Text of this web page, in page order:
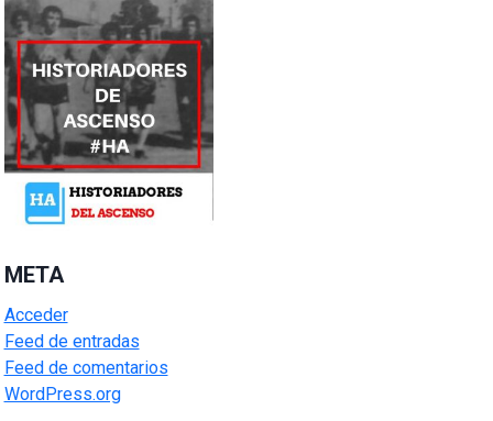
META
Acceder
Feed de entradas
Feed de comentarios
WordPress.org